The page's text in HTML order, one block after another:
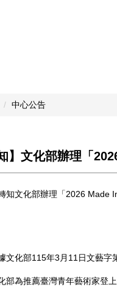
中心公告
知】文化部辦理「
知文化部辦理「2026 Made
文化部115年3月11日文藝字
部為推薦臺灣青年藝術家登